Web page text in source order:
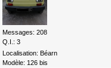
Messages: 208
Q.I.: 3
Localisation: Béarn
Modèle: 126 bis